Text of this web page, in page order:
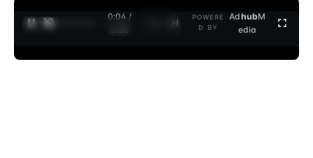
0:04 /
3:35
POWERE
D BY
AdhubM
edia